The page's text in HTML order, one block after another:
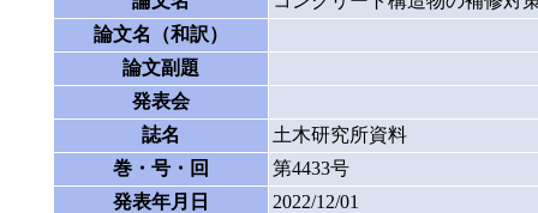
論文名（和訳）
論文副題
発表会
誌名
土木研究所資料
巻・号・回
第4433号
発表年月日
2022/12/01